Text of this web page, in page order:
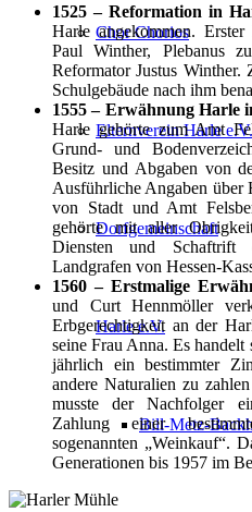
Chor Chorios
Elternverein Harle e.V.
Dorfgemeinschaft
Harle e.V.
Bill-Metz-
1525 – Reformation in
Harle angekommen.
Paul Winther, Plebanus
Reformator Justus Winther.
Schulgebäude nach ihm
1555 – Erwähnung Harle
Harle gehörte zum Amt
Grund- und
Besitz und Abgaben von
Ausführliche Angaben über
von Stadt und Amt
gehörte mit aller
Diensten und Schaftrift
Landgrafen von Hessen-
1560 – Erstmalige
und Curt Hennmöller
Erbgerechtigkeit an der
seine Frau Anna. Es
jährlich ein bestimmter
andere Naturalien zu
musste der Nachfolger
Zahlung einer
sogenannten „Weinkauf“.
Generationen bis 1957 im